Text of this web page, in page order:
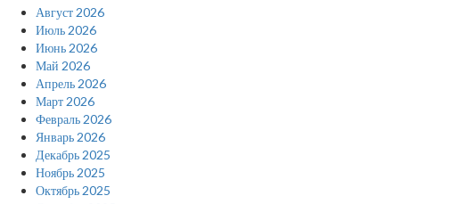
Август 2026
Июль 2026
Июнь 2026
Май 2026
Апрель 2026
Март 2026
Февраль 2026
Январь 2026
Декабрь 2025
Ноябрь 2025
Октябрь 2025